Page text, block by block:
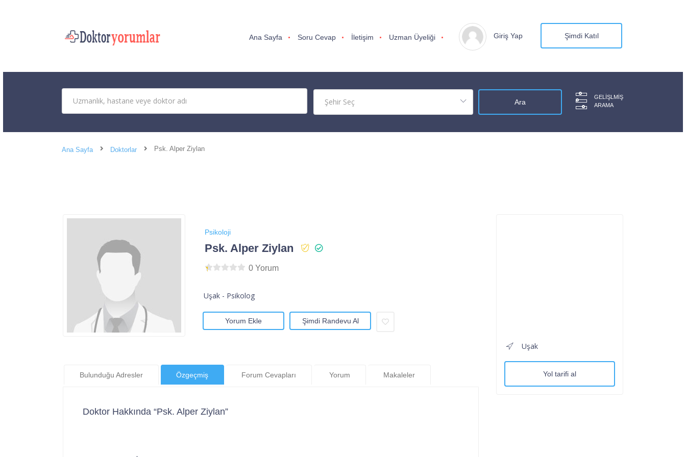
Ana Sayfa Soru Cevap İletişim Uzman Üyeliği Giriş Yap Şimdi Katıl
GELIŞLMIŞ
ARAMA
Ana Sayfa Doktorlar Psk. Alper Ziylan
Psikoloji
Psk. Alper Ziylan
0 Yorum
Uşak - Psikolog
Yorum Ekle Şimdi Randevu Al
Bulunduğu Adresler Özgeçmiş Forum Cevapları Yorum Makaleler
Doktor Hakkında “Psk. Alper Ziylan”
Uşak
Yol tarifi al